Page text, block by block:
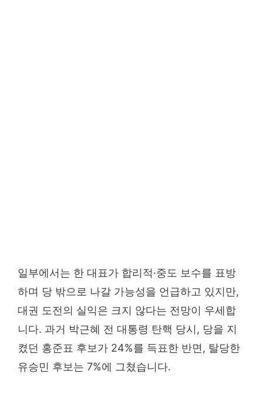
일부에서는 한 대표가 합리적·중도 보수를 표방
하며 당 밖으로 나갈 가능성을 언급하고 있지만,
대권 도전의 실익은 크지 않다는 전망이 우세합
니다. 과거 박근혜 전 대통령 탄핵 당시, 당을 지
켰던 홍준표 후보가 24%를 득표한 반면, 탈당한
유승민 후보는 7%에 그쳤습니다.